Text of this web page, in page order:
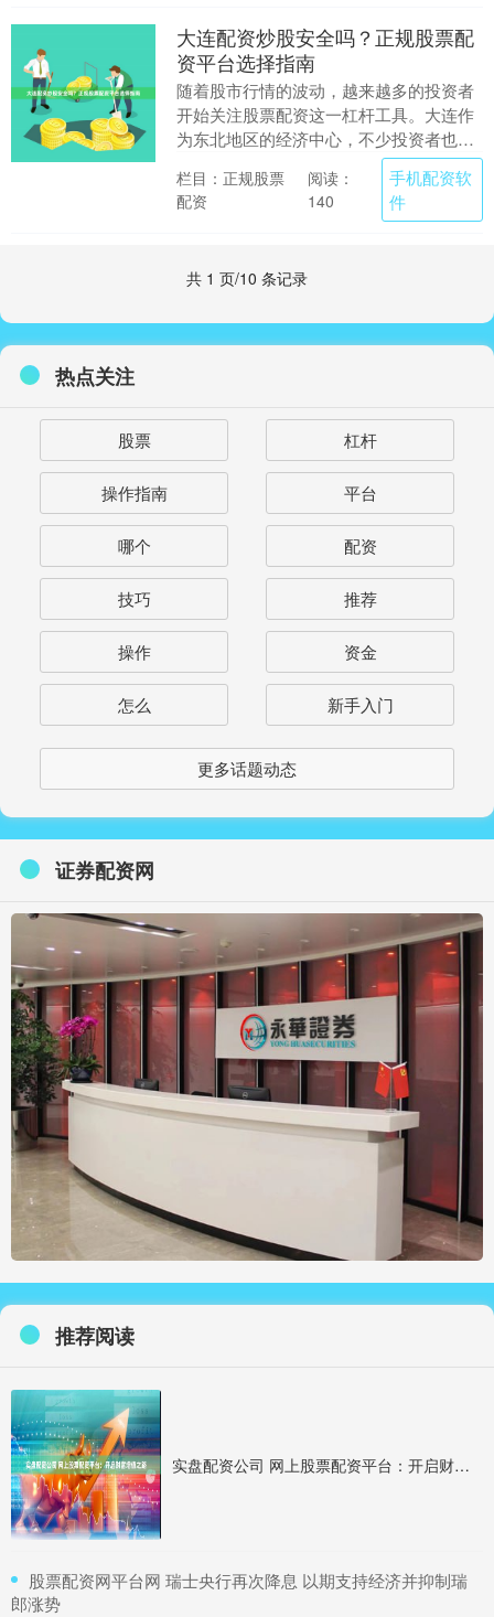
大连配资炒股安全吗？正规股票配
资平台选择指南
随着股市行情的波动，越来越多的投资者
开始关注股票配资这一杠杆工具。大连作
为东北地区的经济中心，不少投资者也在
询问：“大连配资炒股安全吗？”本文将深
入探讨配资的风....
栏目：正规股票
配资
阅读：
140
手机配资软
件
共 1 页/10 条记录
热点关注
股票 杠杆
操作指南 平台
哪个 配资
技巧 推荐
操作 资金
怎么 新手入门
更多话题动态
证券配资网
推荐阅读
实盘配资公司 网上股票配资平台：开启财富增值之路
​股票配资网平台网 瑞士央行再次降息 以期支持经济并抑制瑞
郎涨势